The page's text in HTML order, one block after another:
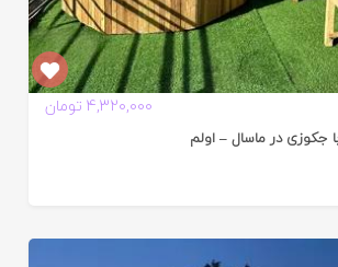
4,320,000 تومان
جکوزی در ماسال – اولم